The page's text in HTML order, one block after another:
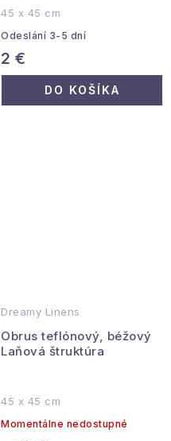
45 x 45 cm
Odeslání 3-5 dní
2 €
DO KOŠÍKA
Dreamy Linens
Obrus teflónový, béžový
Laňová štruktúra
45 x 45 cm
Momentálne nedostupné